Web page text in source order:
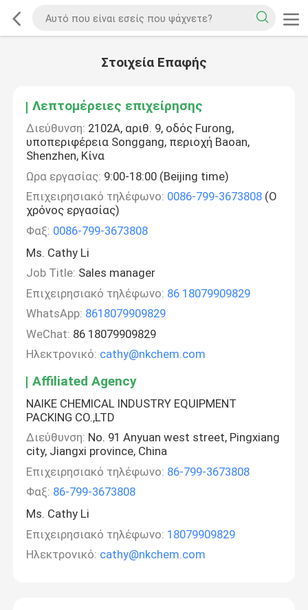
Στοιχεία Επαφής
Λεπτομέρειες επιχείρησης
Διεύθυνση: 2102A, αριθ. 9, οδός Furong,
υποπεριφέρεια Songgang, περιοχή Baoan,
Shenzhen, Κίνα
Ωρα εργασίας: 9:00-18:00 (Beijing time)
Επιχειρησιακό τηλέφωνο: 0086-799-3673808 (Ο
χρόνος εργασίας)
Φαξ: 0086-799-3673808
Ms. Cathy Li
Job Title: Sales manager
Επιχειρησιακό τηλέφωνο: 86 18079909829
WhatsApp: 8618079909829
WeChat: 86 18079909829
Ηλεκτρονικό: cathy@nkchem.com
Affiliated Agency
NAIKE CHEMICAL INDUSTRY EQUIPMENT
PACKING CO.,LTD
Διεύθυνση: No. 91 Anyuan west street, Pingxiang
city, Jiangxi province, China
Επιχειρησιακό τηλέφωνο: 86-799-3673808
Φαξ: 86-799-3673808
Ms. Cathy Li
Επιχειρησιακό τηλέφωνο: 18079909829
Ηλεκτρονικό: cathy@nkchem.com